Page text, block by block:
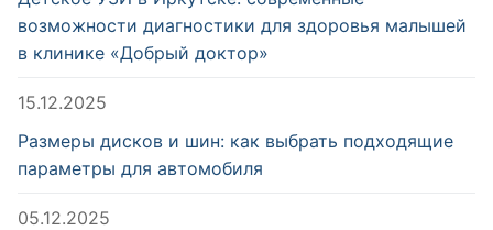
возможности диагностики для здоровья малышей
в клинике «Добрый доктор»
15.12.2025
Размеры дисков и шин: как выбрать подходящие
параметры для автомобиля
05.12.2025